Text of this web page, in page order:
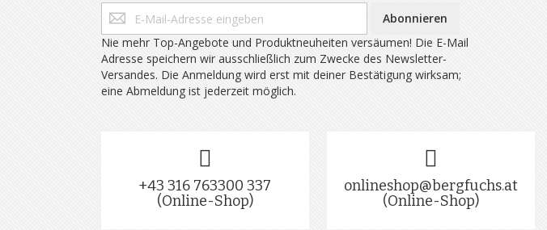
Abonnieren
Nie mehr Top-Angebote und Produktneuheiten versäumen! Die E-Mail
Adresse speichern wir ausschließlich zum Zwecke des Newsletter-
Versandes. Die Anmeldung wird erst mit deiner Bestätigung wirksam;
eine Abmeldung ist jederzeit möglich.
+43 316 763300 337
(Online-Shop)
onlineshop@bergfuchs.at
(Online-Shop)